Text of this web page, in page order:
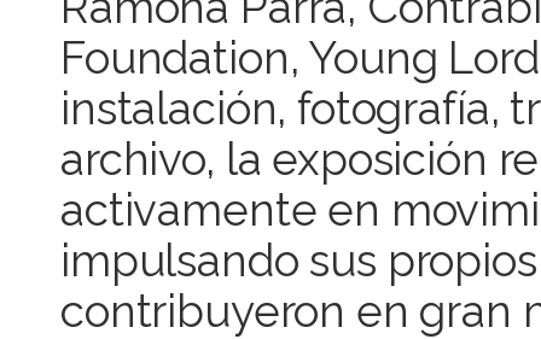
Foundation, Young
instalación, fotografía,
archivo, la exposición
activamente en
impulsando sus
contribuyeron en gran